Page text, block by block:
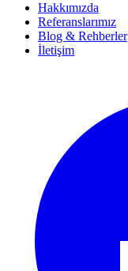
Hakkımızda
Referanslarımız
Blog & Rehberler
İletişim